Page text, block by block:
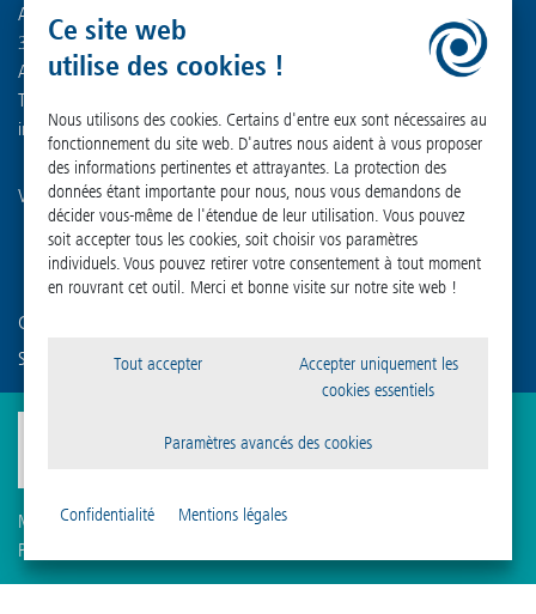
An der Unteren Söse 50
37520 Osterode am Harz
Allemagne
Tél. : +49 (0) 55 22 50 07-0
info
@martinchrist.de
Visitez nos autres canaux :
Connaissez-vous déjà notre société sœur ?
Sigma Laborzentrifugen GmbH
Mentions légalesProtection des données
Paramètres des cookies
Ce site web
utilise des cookies !
Nous utilisons des cookies. Certains d'entre eux sont nécessaires au
fonctionnement du site web. D'autres nous aident à vous proposer
des informations pertinentes et attrayantes. La protection des
données étant importante pour nous, nous vous demandons de
décider vous-même de l'étendue de leur utilisation. Vous pouvez
soit accepter tous les cookies, soit choisir vos paramètres
individuels. Vous pouvez retirer votre consentement à tout moment
en rouvrant cet outil. Merci et bonne visite sur notre site web !
Tout accepter
Accepter uniquement les
cookies essentiels
Paramètres avancés des cookies
Confidentialité Mentions légales